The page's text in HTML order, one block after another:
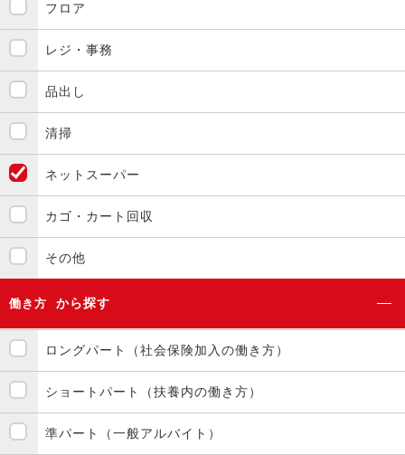
フロア
レジ・事務
品出し
清掃
ネットスーパー
カゴ・カート回収
その他
働き方 から探す
ロングパート（社会保険加入の働き方）
ショートパート（扶養内の働き方）
準パート（一般アルバイト）